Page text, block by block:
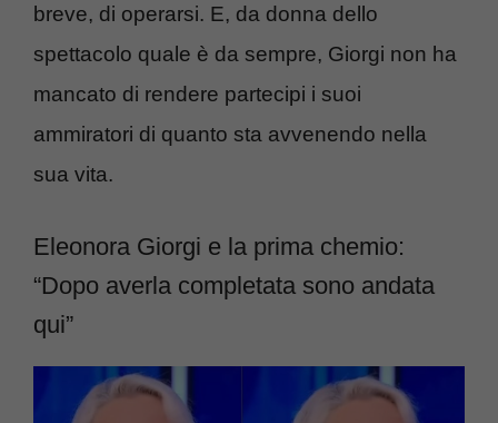
breve, di operarsi. E, da donna dello
spettacolo quale è da sempre, Giorgi non ha
mancato di rendere partecipi i suoi
ammiratori di quanto sta avvenendo nella
sua vita.
Eleonora Giorgi e la prima chemio:
“Dopo averla completata sono andata
qui”